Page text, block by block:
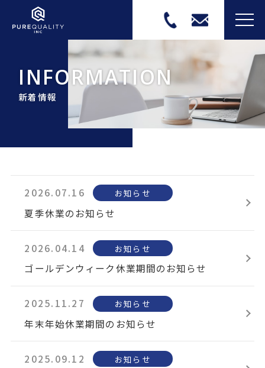
INFORMATION
新着情報
2026.07.16 お知らせ
夏季休業のお知らせ
2026.04.14 お知らせ
ゴールデンウィーク休業期間のお知らせ
2025.11.27 お知らせ
年末年始休業期間のお知らせ
2025.09.12 お知らせ